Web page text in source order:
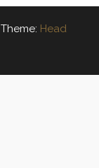
Theme: Head